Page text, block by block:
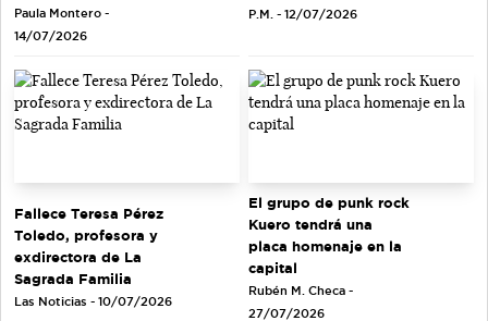
Paula Montero -
14/07/2026
P.M. - 12/07/2026
Fallece Teresa Pérez
Toledo, profesora y
exdirectora de La
Sagrada Familia
Las Noticias - 10/07/2026
El grupo de punk rock
Kuero tendrá una
placa homenaje en la
capital
Rubén M. Checa -
27/07/2026